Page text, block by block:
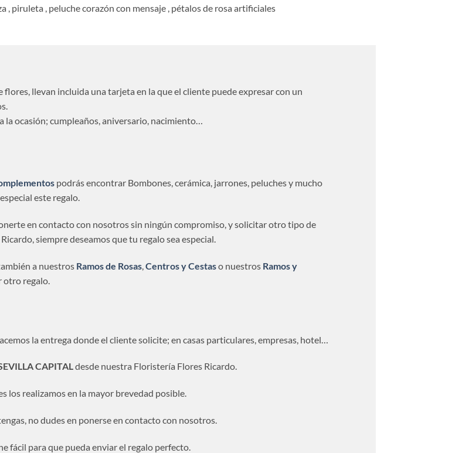
piruleta , peluche corazón con mensaje , pétalos de rosa artificiales
flores, llevan incluida una tarjeta en la que el cliente puede expresar con un
la ocasión; cumpleaños, aniversario, nacimiento…
podrás encontrar Bombones, cerámica, jarrones, peluches y mucho
este regalo.
en contacto con nosotros sin ningún compromiso, y solicitar otro tipo de
siempre deseamos que tu regalo sea especial.
a nuestros Ramos de Rosas,Centros y Cestaso nuestros Ramos y
otro regalo.
la entrega donde el cliente solicite; en casas particulares, empresas, hotel…
CAPITALdesde nuestra Floristería Flores Ricardo.
los realizamos en la mayor brevedad posible.
no dudes en ponerse en contacto con nosotros.
fácil para que pueda enviar el regalo perfecto.